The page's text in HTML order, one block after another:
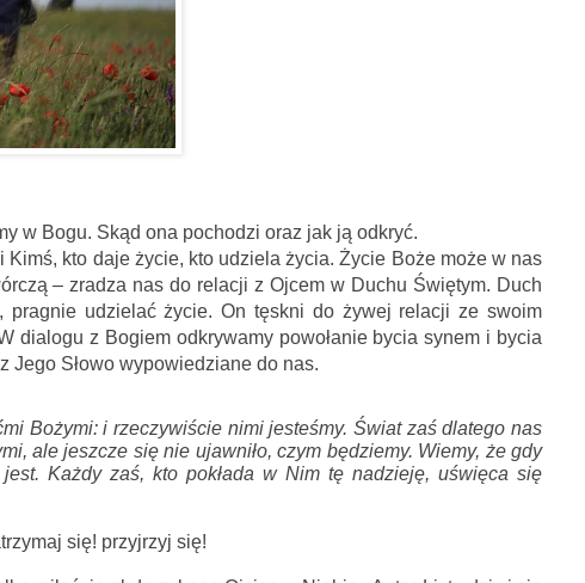
w Bogu. Skąd ona pochodzi oraz jak ją odkryć.
kto daje życie, kto udziela życia. Życie Boże może w nas
– zradza nas do relacji z Ojcem w Duchu Świętym. Duch
udzielać życie. On tęskni do żywej relacji ze swoim
dialogu z Bogiem odkrywamy powołanie bycia synem i bycia
Jego Słowo wypowiedziane do nas.
Bożymi: i rzeczywiście nimi jesteśmy. Świat zaś dlatego nas
ale jeszcze się nie ujawniło, czym będziemy. Wiemy, że gdy
Każdy zaś, kto pokłada w Nim tę nadzieję, uświęca się
się! przyjrzyj się!